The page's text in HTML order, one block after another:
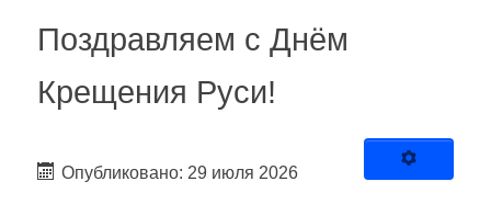
Поздравляем с Днём
Крещения Руси!
Опубликовано: 29 июля 2026